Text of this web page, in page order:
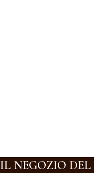
IL NEGOZIO